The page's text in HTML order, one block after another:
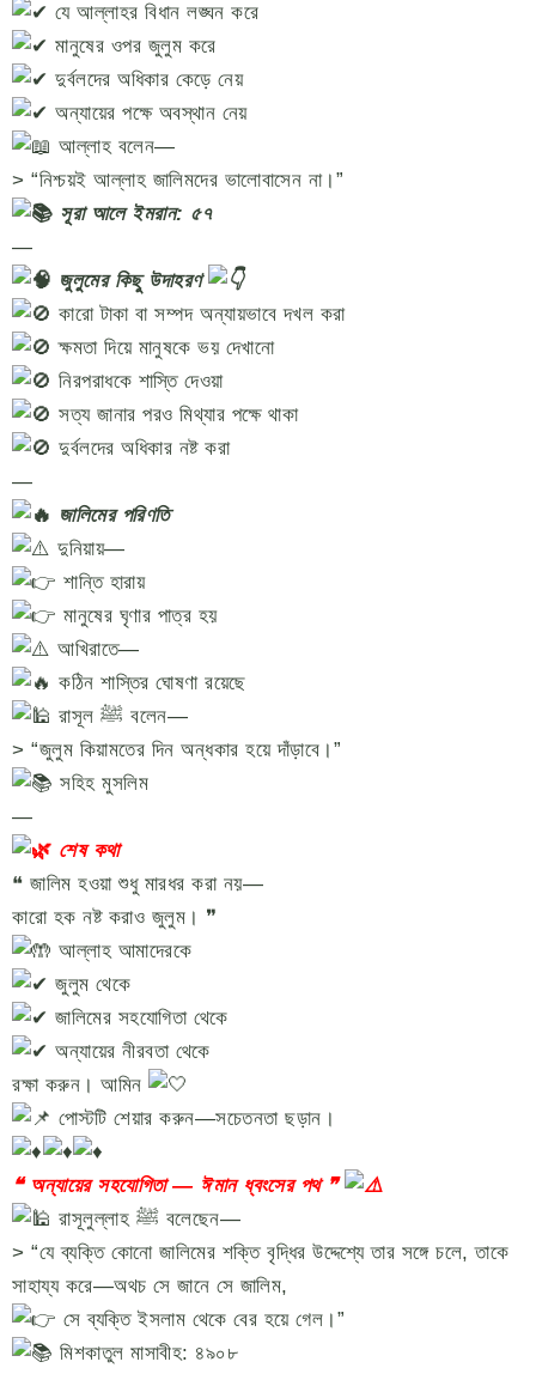
যে আল্লাহর বিধান লঙ্ঘন করে
মানুষের ওপর জুলুম করে
দুর্বলদের অধিকার কেড়ে নেয়
অন্যায়ের পক্ষে অবস্থান নেয়
আল্লাহ বলেন—
> “নিশ্চয়ই আল্লাহ জালিমদের ভালোবাসেন না।”
সূরা আলে ইমরান: ৫৭
—
জুলুমের কিছু উদাহরণ
কারো টাকা বা সম্পদ অন্যায়ভাবে দখল করা
ক্ষমতা দিয়ে মানুষকে ভয় দেখানো
নিরপরাধকে শাস্তি দেওয়া
সত্য জানার পরও মিথ্যার পক্ষে থাকা
দুর্বলদের অধিকার নষ্ট করা
—
জালিমের পরিণতি
দুনিয়ায়—
শান্তি হারায়
মানুষের ঘৃণার পাত্র হয়
আখিরাতে—
কঠিন শাস্তির ঘোষণা রয়েছে
রাসূল ﷺ বলেন—
> “জুলুম কিয়ামতের দিন অন্ধকার হয়ে দাঁড়াবে।”
সহিহ মুসলিম
—
শেষ কথা
❝ জালিম হওয়া শুধু মারধর করা নয়—
কারো হক নষ্ট করাও জুলুম। ❞
আল্লাহ আমাদেরকে
জুলুম থেকে
জালিমের সহযোগিতা থেকে
অন্যায়ের নীরবতা থেকে
রক্ষা করুন। আমিন
পোস্টটি শেয়ার করুন—সচেতনতা ছড়ান।
❝ অন্যায়ের সহযোগিতা — ঈমান ধ্বংসের পথ ❞
রাসূলুল্লাহ ﷺ বলেছেন—
> “যে ব্যক্তি কোনো জালিমের শক্তি বৃদ্ধির উদ্দেশ্যে তার সঙ্গে চলে, তাকে
সাহায্য করে—অথচ সে জানে সে জালিম,
সে ব্যক্তি ইসলাম থেকে বের হয়ে গেল।”
মিশকাতুল মাসাবীহ: ৪৯০৮